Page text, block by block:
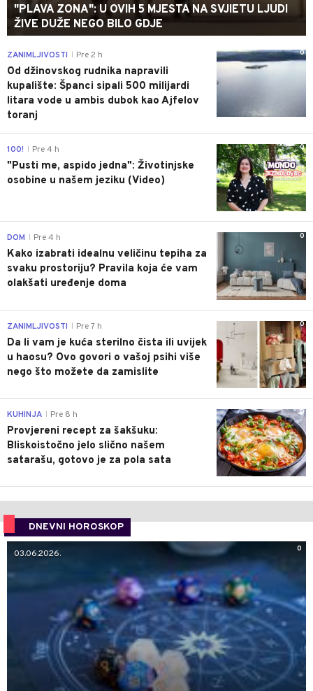
"PLAVA ZONA": U OVIH 5 MJESTA NA SVJIETU LJUDI
ŽIVE DUŽE NEGO BILO GDJE
0
ZANIMLJIVOSTI Pre 2 h
Od džinovskog rudnika napravili
kupalište: Španci sipali 500 milijardi
litara vode u ambis dubok kao Ajfelov
toranj
0
100! Pre 4 h
"Pusti me, aspido jedna": Životinjske
osobine u našem jeziku (Video)
0
DOM Pre 4 h
Kako izabrati idealnu veličinu tepiha za
svaku prostoriju? Pravila koja će vam
olakšati uređenje doma
0
ZANIMLJIVOSTI Pre 7 h
Da li vam je kuća sterilno čista ili uvijek
u haosu? Ovo govori o vašoj psihi više
nego što možete da zamislite
0
KUHINJA Pre 8 h
Provjereni recept za šakšuku:
Bliskoistočno jelo slično našem
satarašu, gotovo je za pola sata
DNEVNI HOROSKOP
0
03.06.2026.